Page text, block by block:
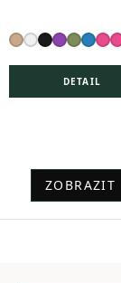
DETAIL
ZOBRAZIT